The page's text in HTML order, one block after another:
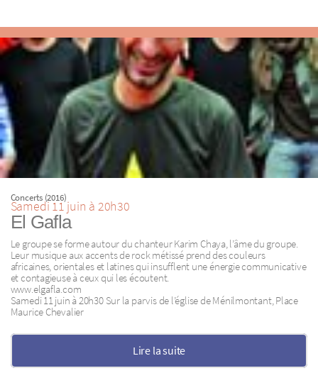
Concerts (2016)
Samedi 11 juin à 20h30
El Gafla
Le groupe se forme autour du chanteur Karim Chaya, l’âme du groupe.
Leur musique aux accents de rock métissé prend des couleurs
africaines, orientales et latines qui insufflent une énergie communicative
et contagieuse à ceux qui les écoutent.
www.elgafla.com
Samedi 11 juin à 20h30 Sur la parvis de l’église de Ménilmontant, Place
Maurice Chevalier
Lire la suite